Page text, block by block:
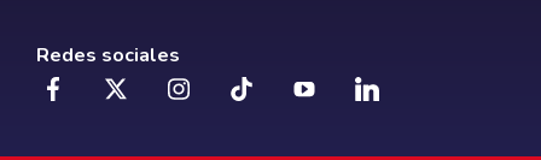
Redes sociales